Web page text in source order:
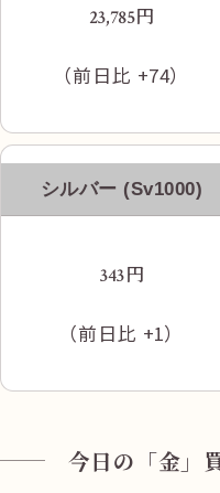
三叉路交差
進みます
こちらが当店
23,785円
（前日比 +74）
シルバー (Sv1000)
343円
（前日比 +1）
今日の「金」